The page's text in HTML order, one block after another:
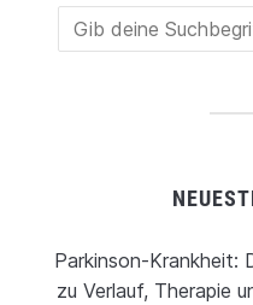
Parkinson-
zu Verlauf, Therapie